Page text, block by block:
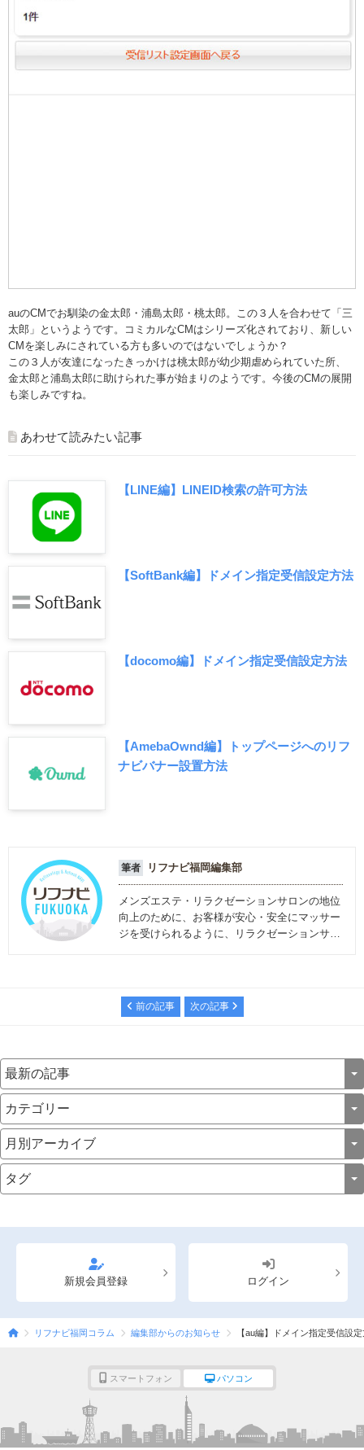
auのCMでお馴染の金太郎・浦島太郎・桃太郎。この３人を合わせて「三
太郎」というようです。コミカルなCMはシリーズ化されており、新しい
CMを楽しみにされている方も多いのではないでしょうか？
この３人が友達になったきっかけは桃太郎が幼少期虐められていた所、
金太郎と浦島太郎に助けられた事が始まりのようです。今後のCMの展開
も楽しみですね。
あわせて読みたい記事
【LINE編】LINEID検索の許可方法
【SoftBank編】ドメイン指定受信設定方法
【docomo編】ドメイン指定受信設定方法
【AmebaOwnd編】トップページへのリフ
ナビバナー設置方法
筆者 リフナビ福岡編集部
メンズエステ・リラクゼーションサロンの地位
向上のために、お客様が安心・安全にマッサー
ジを受けられるように、リラクゼーションサロ
前の記事 次の記事
新規会員登録 ログイン
リフナビ福岡コラム 編集部からのお知らせ 【au編】ドメイン指定受信設
スマートフォン パソコン